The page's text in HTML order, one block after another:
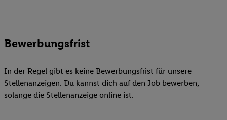
Bewerbungsfrist
In der Regel gibt es keine Bewerbungsfrist für unsere
Stellenanzeigen. Du kannst dich auf den Job bewerben,
solange die Stellenanzeige online ist.